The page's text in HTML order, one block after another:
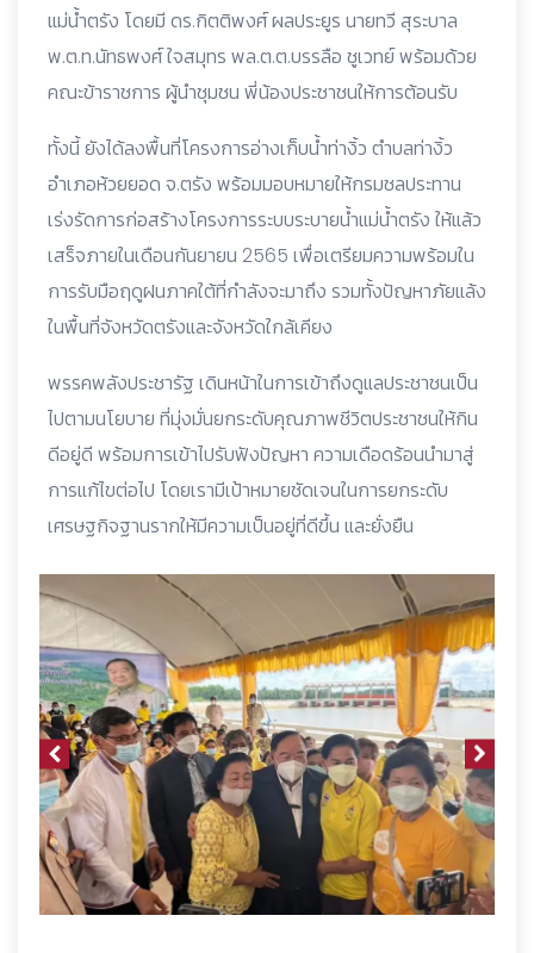
แม่น้ำตรัง โดยมี ดร.กิตติพงศ์ ผลประยูร นายทวี สุระบาล
พ.ต.ท.นัทธพงศ์ ใจสมุทร พล.ต.ต.บรรลือ ชูเวทย์ พร้อมด้วย
คณะข้าราชการ ผู้นำชุมชน พี่น้องประชาชนให้การต้อนรับ
ทั้งนี้ ยังได้ลงพื้นที่โครงการอ่างเก็บน้ำท่างิ้ว ตำบลท่างิ้ว
อำเภอห้วยยอด จ.ตรัง พร้อมมอบหมายให้กรมชลประทาน
เร่งรัดการก่อสร้างโครงการระบบระบายน้ำแม่น้ำตรัง ให้แล้ว
เสร็จภายในเดือนกันยายน 2565 เพื่อเตรียมความพร้อมใน
การรับมือฤดูฝนภาคใต้ที่กำลังจะมาถึง รวมทั้งปัญหาภัยแล้ง
ในพื้นที่จังหวัดตรังและจังหวัดใกล้เคียง
พรรคพลังประชารัฐ เดินหน้าในการเข้าถึงดูแลประชาชนเป็น
ไปตามนโยบาย ที่มุ่งมั่นยกระดับคุณภาพชีวิตประชาชนให้กิน
ดีอยู่ดี พร้อมการเข้าไปรับฟังปัญหา ความเดือดร้อนนำมาสู่
การแก้ไขต่อไป โดยเรามีเป้าหมายชัดเจนในการยกระดับ
เศรษฐกิจฐานรากให้มีความเป็นอยู่ที่ดีขึ้น และยั่งยืน